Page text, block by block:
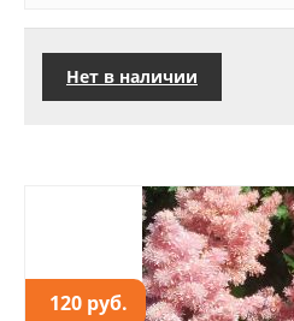
Нет в наличии
120 руб.